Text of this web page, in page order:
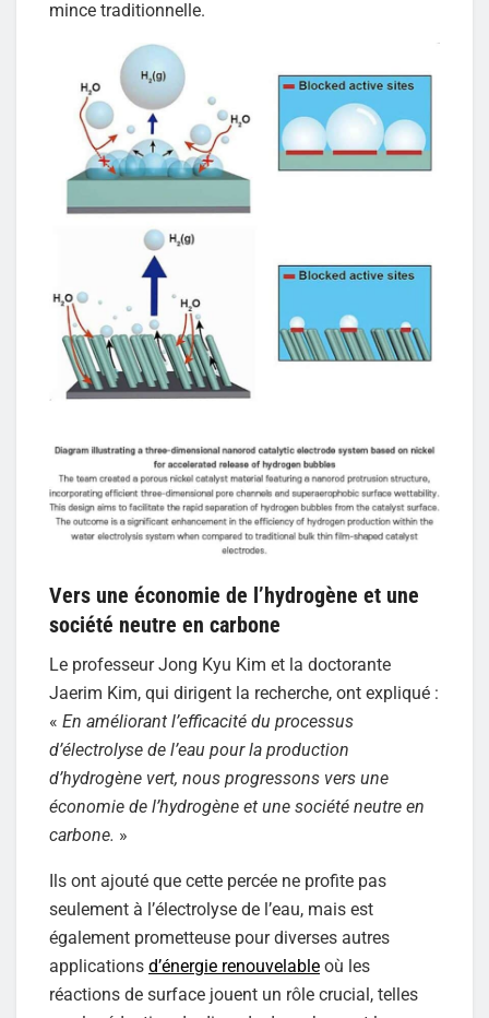
mince traditionnelle.
Vers une économie de l’hydrogène et une
société neutre en carbone
Le professeur Jong Kyu Kim et la doctorante
Jaerim Kim, qui dirigent la recherche, ont expliqué :
« En améliorant l’efficacité du processus
d’électrolyse de l’eau pour la production
d’hydrogène vert, nous progressons vers une
économie de l’hydrogène et une société neutre en
carbone. »
Ils ont ajouté que cette percée ne profite pas
seulement à l’électrolyse de l’eau, mais est
également prometteuse pour diverses autres
applications d’énergie renouvelable où les
réactions de surface jouent un rôle crucial, telles